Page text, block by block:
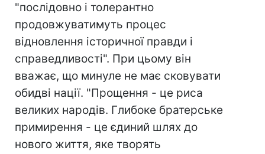
"послідовно і толерантно
продовжуватимуть процес
відновлення історичної правди і
справедливості". При цьому він
вважає, що минуле не має сковувати
обидві нації. "Прощення - це риса
великих народів. Глибоке братерське
примирення - це єдиний шлях до
нового життя, яке творять